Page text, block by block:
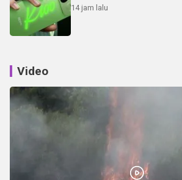
14 jam lalu
Video